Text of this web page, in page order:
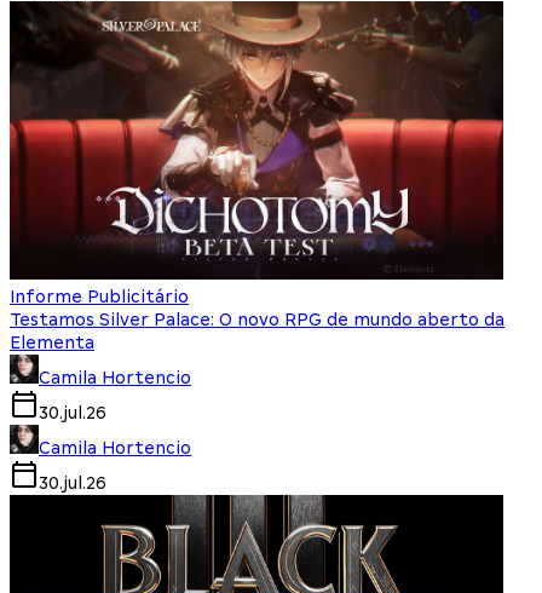
Informe Publicitário
Testamos Silver Palace: O novo RPG de mundo aberto da
Elementa
Camila Hortencio
30.jul.26
Camila Hortencio
30.jul.26